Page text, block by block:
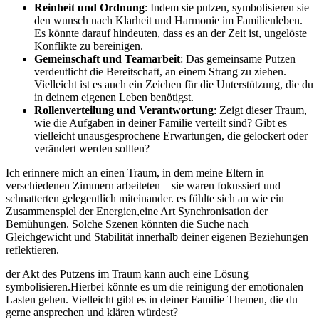
Reinheit⁣ und​ Ordnung: Indem sie⁣ putzen, symbolisieren sie
den wunsch nach Klarheit und Harmonie im Familienleben.
Es⁤ könnte darauf hindeuten, dass es an ⁢der Zeit ‍ist, ungelöste
Konflikte zu bereinigen.
Gemeinschaft und ​Teamarbeit: Das gemeinsame ‌Putzen
verdeutlicht die Bereitschaft, an‍ einem Strang‌ zu ziehen.
Vielleicht⁢ ist es auch ein Zeichen ​für ⁢die Unterstützung, die du
⁢in deinem eigenen Leben benötigst.
Rollenverteilung und Verantwortung: Zeigt dieser Traum,
wie die Aufgaben⁢ in deiner Familie verteilt sind? Gibt es
vielleicht unausgesprochene Erwartungen, die gelockert oder
‍verändert werden sollten?
Ich erinnere mich an ‍einen Traum, in dem meine Eltern ​in
verschiedenen Zimmern arbeiteten – sie waren fokussiert und
schnatterten gelegentlich miteinander. es fühlte⁣ sich an wie ein
Zusammenspiel der Energien,eine Art ​Synchronisation der
Bemühungen. Solche Szenen könnten die⁢ Suche nach
Gleichgewicht und Stabilität innerhalb deiner eigenen Beziehungen
reflektieren.
der Akt des Putzens im Traum kann auch eine Lösung
symbolisieren.Hierbei könnte es um die reinigung der emotionalen
Lasten gehen. Vielleicht gibt es in deiner Familie Themen, die du
gerne ansprechen und klären würdest?